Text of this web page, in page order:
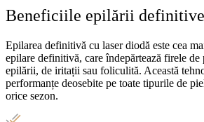
Beneficiile epilării definitive
Epilarea definitivă cu laser diodă este cea
epilare definitivă, care îndepărtează firele de
epilării, de iritații sau foliculită. Această
performanțe deosebite pe toate tipurile de
orice sezon.